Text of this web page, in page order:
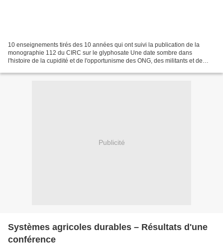
10 enseignements tirés des 10 années qui ont suivi la publication de la
monographie 112 du CIRC sur le glyphosate Une date sombre dans
l'histoire de la cupidité et de l'opportunisme des ONG, des militants et de
Publicité
Systèmes agricoles durables – Résultats d'une
conférence